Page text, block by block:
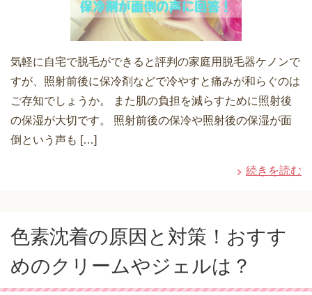
気軽に自宅で脱毛ができると評判の家庭用脱毛器ケノンで
すが、照射前後に保冷剤などで冷やすと痛みが和らぐのは
ご存知でしょうか。 また肌の負担を減らすために照射後
の保湿が大切です。 照射前後の保冷や照射後の保湿が面
倒という声も […]
続きを読む
色素沈着の原因と対策！おすす
めのクリームやジェルは？